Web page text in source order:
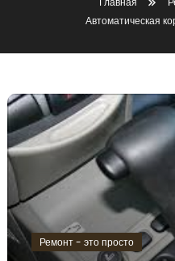
Автоматическая
Ремонт - это просто